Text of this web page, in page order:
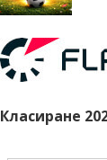
Класиране